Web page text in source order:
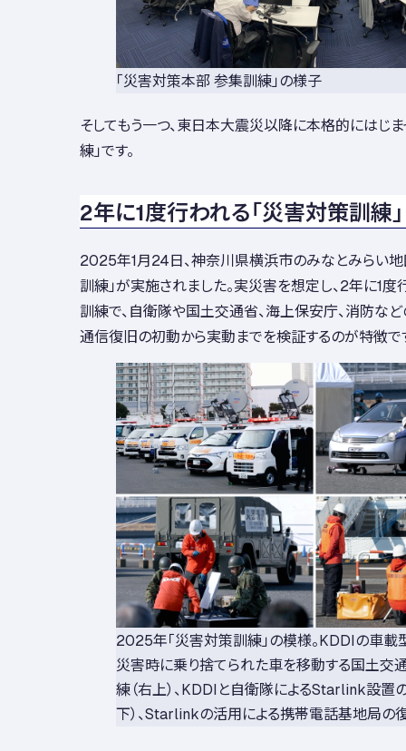
「災害対策本部 参集訓練」の様子
そしてもう一つ、東日本大震災以降に本格的にはじま
練」です。
2年に1度行われる「災害対策訓練
2025年1月24日、神奈川県横浜市のみなとみらい
訓練」が実施されました。実災害を想定し、2年に1
訓練で、自衛隊や国土交通省、海上保安庁、消防な
通信復旧の初動から実動までを検証するのが特徴で
2025年「災害対策訓練」の模様。KDDIの車載
災害時に乗り捨てられた車を移動する国土交
練（右上）、KDDIと自衛隊によるStarlink設置
下）、Starlinkの活用による携帯電話基地局の